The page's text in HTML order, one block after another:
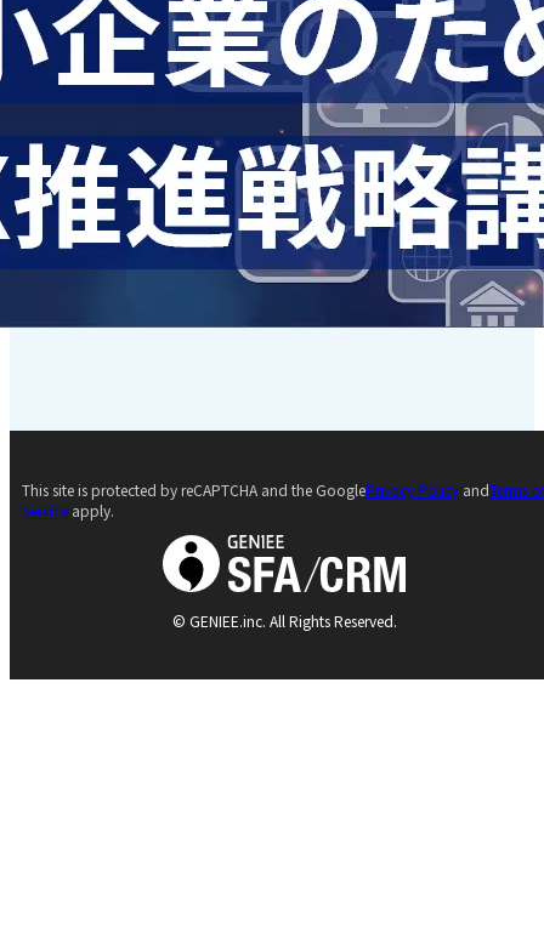
© GENIEE.inc. All Rights Reserved.
This site is protected by reCAPTCHA and the GooglePrivacy Policy andTerms
Service apply.